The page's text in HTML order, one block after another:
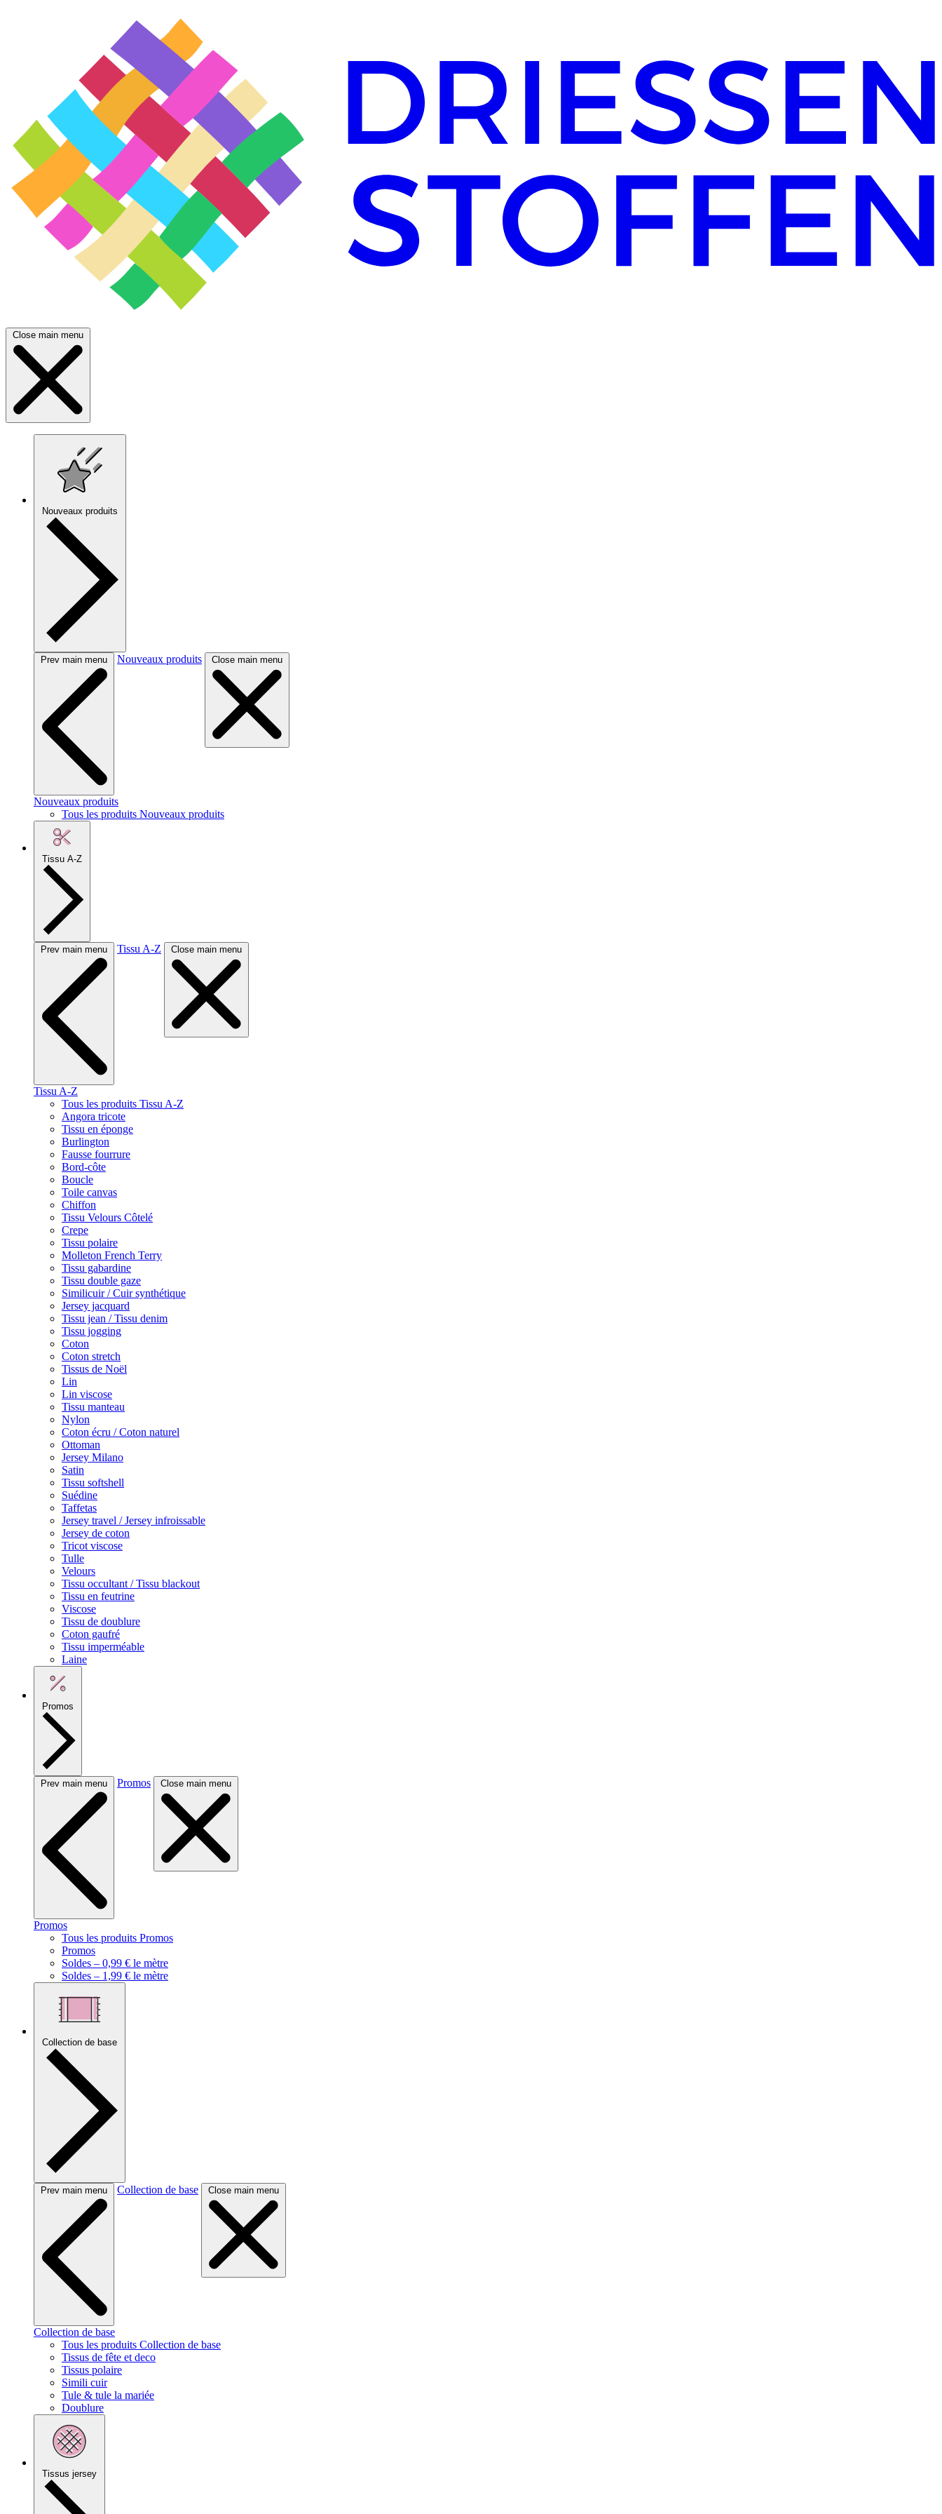
Close main menu
Nouveaux produits
Prev main menu Nouveaux produits Close main menu
Nouveaux produits
Tous les produits Nouveaux produits
Tissu A-Z
Prev main menu Tissu A-Z Close main menu
Tissu A-Z
Tous les produits Tissu A-Z
Angora tricote
Tissu en éponge
Burlington
Fausse fourrure
Bord-côte
Boucle
Toile canvas
Chiffon
Tissu Velours Côtelé
Crepe
Tissu polaire
Molleton French Terry
Tissu gabardine
Tissu double gaze
Similicuir / Cuir synthétique
Jersey jacquard
Tissu jean / Tissu denim
Tissu jogging
Coton
Coton stretch
Tissus de Noël
Lin
Lin viscose
Tissu manteau
Nylon
Coton écru / Coton naturel
Ottoman
Jersey Milano
Satin
Tissu softshell
Suédine
Taffetas
Jersey travel / Jersey infroissable
Jersey de coton
Tricot viscose
Tulle
Velours
Tissu occultant / Tissu blackout
Tissu en feutrine
Viscose
Tissu de doublure
Coton gaufré
Tissu imperméable
Laine
Promos
Prev main menu Promos Close main menu
Promos
Tous les produits Promos
Promos
Soldes – 0,99 € le mètre
Soldes – 1,99 € le mètre
Collection de base
Prev main menu Collection de base Close main menu
Collection de base
Tous les produits Collection de base
Tissus de fête et deco
Tissus polaire
Simili cuir
Tule & tule la mariée
Doublure
Tissus jersey